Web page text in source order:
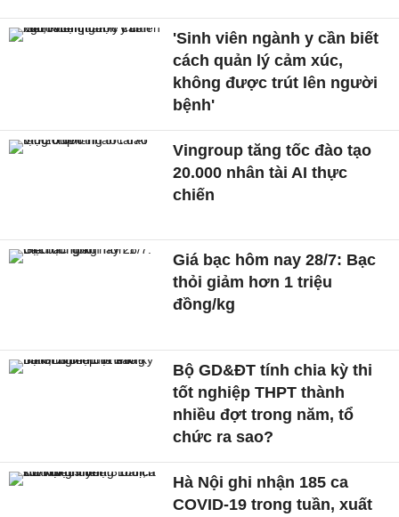
'Sinh viên ngành y cần biết
cách quản lý cảm xúc,
không được trút lên người
bệnh'
Vingroup tăng tốc đào tạo
20.000 nhân tài AI thực
chiến
Giá bạc hôm nay 28/7: Bạc
thỏi giảm hơn 1 triệu
đồng/kg
Bộ GD&ĐT tính chia kỳ thi
tốt nghiệp THPT thành
nhiều đợt trong năm, tổ
chức ra sao?
Hà Nội ghi nhận 185 ca
COVID-19 trong tuần, xuất